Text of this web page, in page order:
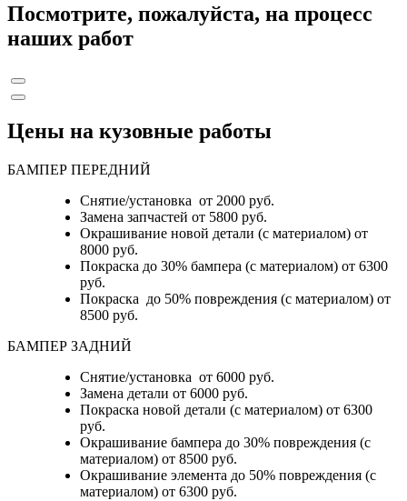
Посмотрите, пожалуйста, на процесс
наших работ
Цены на кузовные работы
БАМПЕР ПЕРЕДНИЙ
Снятие/установка от 2000 руб.
Замена запчастей от 5800 руб.
Окрашивание новой детали (с материалом) от
8000 руб.
Покраска до 30% бампера (с материалом) от 6300
руб.
Покраска до 50% повреждения (с материалом) от
8500 руб.
БАМПЕР ЗАДНИЙ
Снятие/установка от 6000 руб.
Замена детали от 6000 руб.
Покраска новой детали (с материалом) от 6300
руб.
Окрашивание бампера до 30% повреждения (с
материалом) от 8500 руб.
Окрашивание элемента до 50% повреждения (с
материалом) от 6300 руб.